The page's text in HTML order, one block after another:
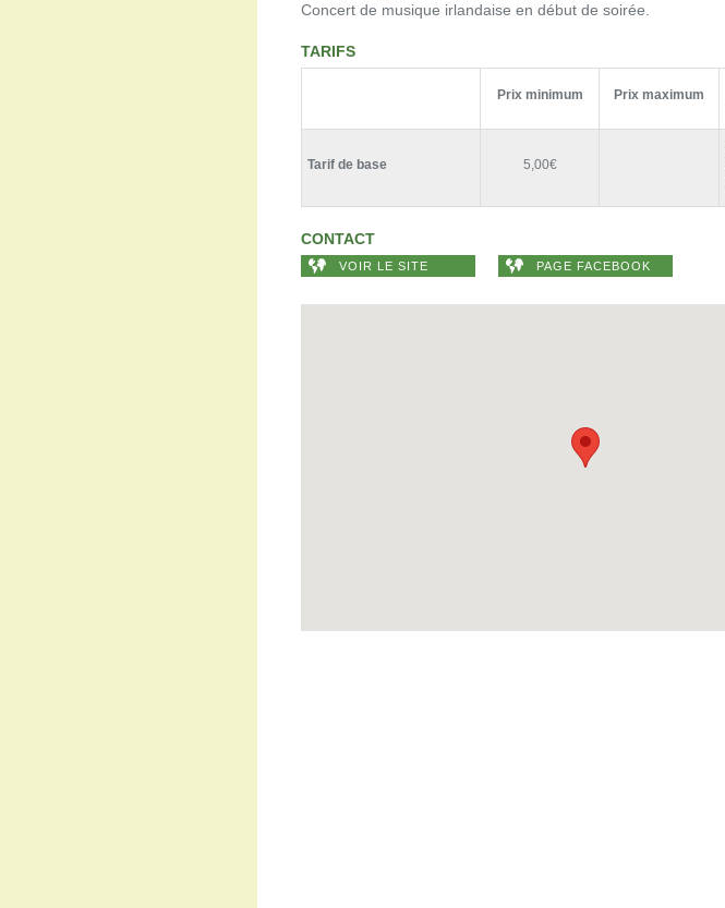
Concert de musique irlandaise en début de soirée.
TARIFS
Prix minimum Prix maximum
Tarif de base 5,00€
CONTACT
VOIR LE SITE PAGE FACEBOOK